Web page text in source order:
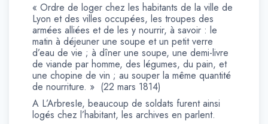
« Ordre de loger chez les habitants de la ville de
Lyon et des villes occupées, les troupes des
armées alliées et de les y nourrir, à savoir : le
matin à déjeuner une soupe et un petit verre
d’eau de vie ; à dîner une soupe, une demi-livre
de viande par homme, des légumes, du pain, et
une chopine de vin ; au souper la même quantité
de nourriture. » (22 mars 1814)
A L’ArbresIe, beaucoup de soldats furent ainsi
logés chez l’habitant, les archives en parlent.